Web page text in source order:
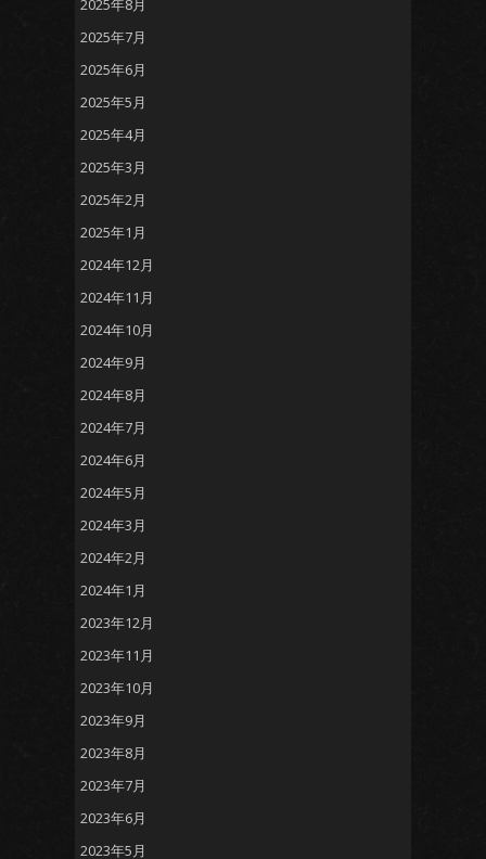
2025年8月
2025年7月
2025年6月
2025年5月
2025年4月
2025年3月
2025年2月
2025年1月
2024年12月
2024年11月
2024年10月
2024年9月
2024年8月
2024年7月
2024年6月
2024年5月
2024年3月
2024年2月
2024年1月
2023年12月
2023年11月
2023年10月
2023年9月
2023年8月
2023年7月
2023年6月
2023年5月